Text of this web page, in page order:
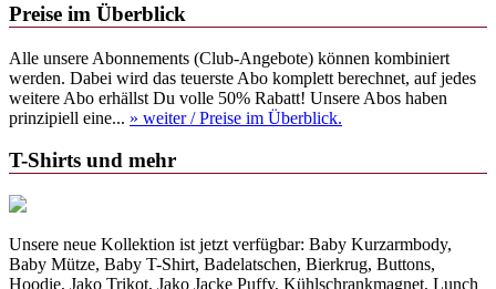
Preise im Überblick
Alle unsere Abonnements (Club-Angebote) können kombiniert
werden. Dabei wird das teuerste Abo komplett berechnet, auf jedes
weitere Abo erhällst Du volle 50% Rabatt! Unsere Abos haben
prinzipiell eine... » weiter/ Preise im Überblick.
T-Shirts und mehr
Unsere neue Kollektion ist jetzt verfügbar: Baby Kurzarmbody,
Baby Mütze, Baby T-Shirt, Badelatschen, Bierkrug, Buttons,
Hoodie, Jako Trikot, Jako Jacke Puffy, Kühlschrankmagnet, Lunch